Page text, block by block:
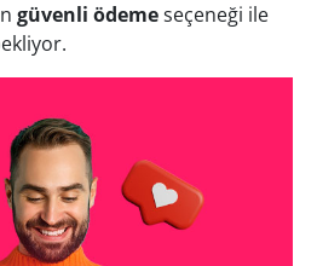
güvenli ödemeseçeneği ile